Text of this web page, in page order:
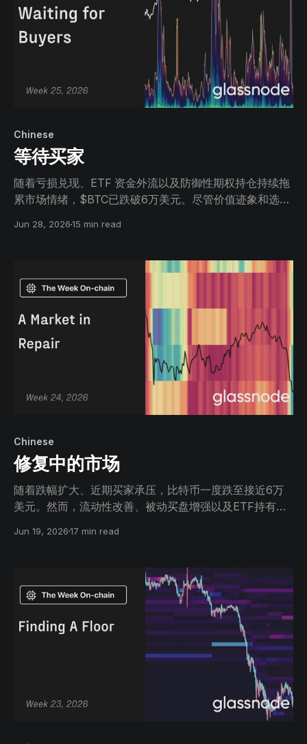
Chinese
等待买家
随着亏损兑现、ETF 资金外流以及防御性期权持仓持续拖
累市场情绪，$BTC已跌破6万美元。尽管价值迹象和选择
Jun 28, 202615 min read
Chinese
修复中的市场
随着跌幅扩大、近期买家承压，比特币一度跌至接近6万
美元。然而，流动性改善、被动买盘增强以及ETF持有人
Jun 19, 202617 min read